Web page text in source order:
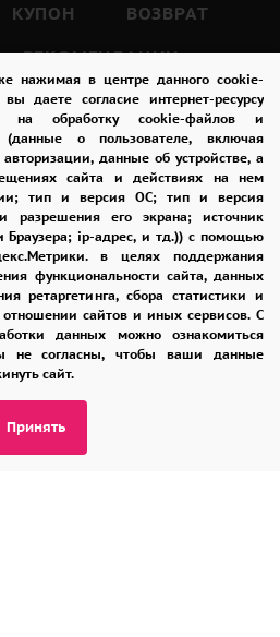
нажимая в центре данного cookie-
даете согласие интернет-ресурсу
на обработку cookie-файлов и
(данные о пользователе, включая
данные об устройстве, а
сайта и действиях на нем
тип и версия ОС; тип и версия
разрешения его экрана; источник
Браузера; ip-адрес, и тд.)) с помощью
в целях поддержания
функциональности сайта, данных
ретаргетинга, сбора статистики и
сайтов и иных сервисов. С
данных можно ознакомиться
не согласны, чтобы ваши данные
сайт.
Принять
КУПОН
ВОЗВРАТ
РЕКОМЕНДАЦИИ
242-37-47
ЗВОНОК
д. 8,
ТЦ «АТОС»
КОНФИДЕНЦИАЛЬНОСТИ